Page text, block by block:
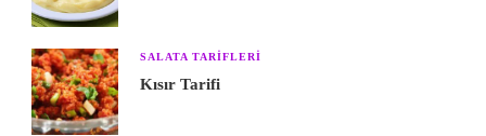
SALATA TARIFLERI
Kısır Tarifi